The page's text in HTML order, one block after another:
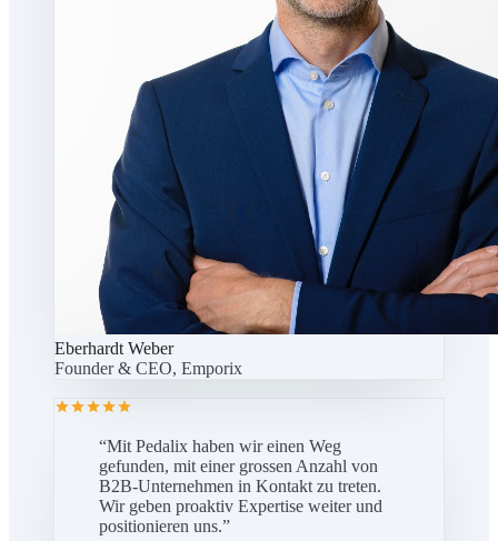
Eberhardt Weber
Founder & CEO, Emporix
“Mit Pedalix haben wir einen Weg
gefunden, mit einer grossen Anzahl von
B2B-Unternehmen in Kontakt zu treten.
Wir geben proaktiv Expertise weiter und
positionieren uns.”